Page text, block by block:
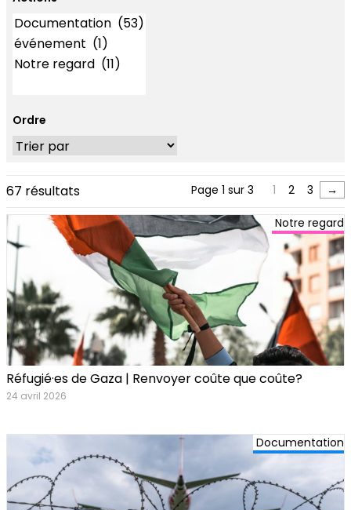
Actions
Ordre
67 résultats Page 1 sur 3 1 2 3 →
Notre regard
Réfugié·es de Gaza | Renvoyer coûte que coûte?
24 avril 2026
Documentation